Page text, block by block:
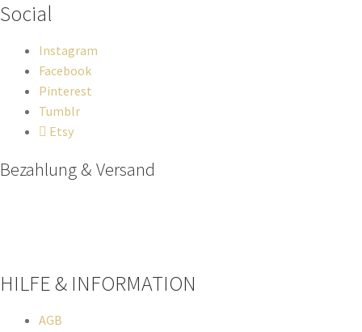
Social
Instagram
Facebook
Pinterest
Tumblr
Etsy
Bezahlung & Versand
HILFE & INFORMATION​
AGB